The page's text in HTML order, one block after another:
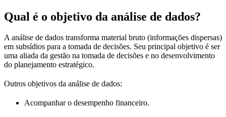
Qual é o objetivo da análise de dados?
A análise de dados transforma material bruto (informações dispersas)
em subsídios para a tomada de decisões. Seu principal objetivo é ser
uma aliada da gestão na tomada de decisões e no desenvolvimento
do planejamento estratégico.
Outros objetivos da análise de dados:
Acompanhar o desempenho financeiro.